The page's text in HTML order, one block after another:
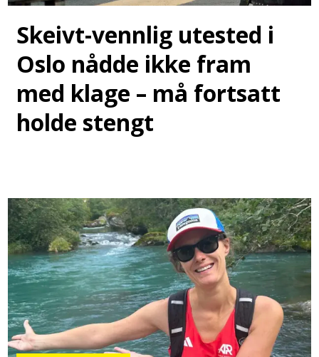
Skeivt-vennlig utested i
Oslo nådde ikke fram
med klage – må fortsatt
holde stengt